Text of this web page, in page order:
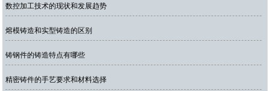
数控加工技术的现状和发展趋势
熔模铸造和实型铸造的区别
铸钢件的铸造特点有哪些
精密铸件的手艺要求和材料选择